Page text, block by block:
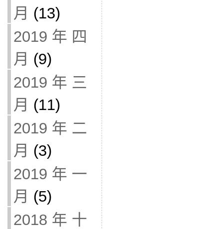
月 (13)
2019 年 四
月 (9)
2019 年 三
月 (11)
2019 年 二
月 (3)
2019 年 一
月 (5)
2018 年 十